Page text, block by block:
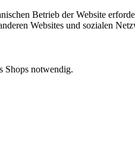
Betrieb der Website
Websites und sozialen
Shops notwendig.